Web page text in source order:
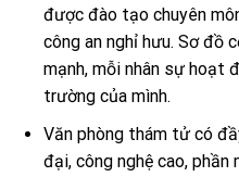
được đào tạo chuyên
công an nghỉ hưu. Sơ đồ
mạnh, mỗi nhân sự hoạt
trường của mình.
Văn phòng thám tử có
đại, công nghệ cao,